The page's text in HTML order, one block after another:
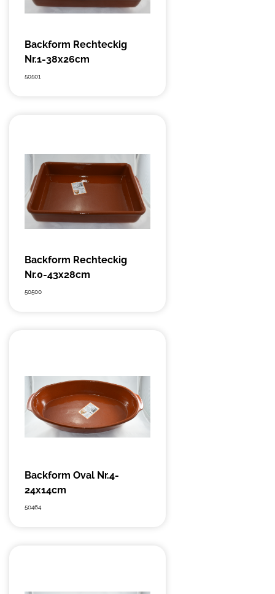
Backform Rechteckig
Nr.1-38x26cm
50501
Backform Rechteckig
Nr.0-43x28cm
50500
Backform Oval Nr.4-
24x14cm
50464